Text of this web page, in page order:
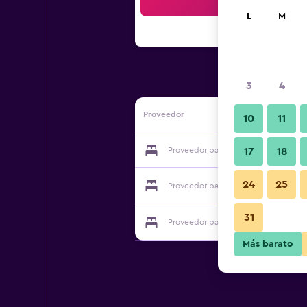
Proveedor
Proveedor para Olleh Muintel
Proveedor para Olleh Muintel
Proveedor para Olleh Muintel
L M
3 4
10 11
17 18
24 25
31
Más barato